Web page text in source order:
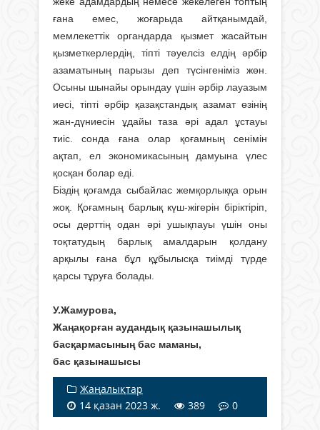
ға­на емес, жоғарыда айтқанымдай,
мемлекеттік органдарда қызмет жасайтын
қызметкерлердің, тіпті тәуелсіз елдің әрбір
азаматы­ның парызы деп түсінгеніміз жөн.
Осыны шынайы орындау үшін әрбір лауа­зым
иесі, тіпті әрбір қазақстандық азамат өзінің
жан-дүниесін ұдайы таза әрі адал ұстауы
тиіс. сонда ғана олар қоғамның сенімін
ақтап, ел экономикасының дамуына үлес
қосқан болар еді.
Біздің қоғамда сыбайлас жем­қорлыққа орын
жоқ. Қоғамның барлық күш-жігерін бі­ріктіріп,
осы дерттің одан әрі ушықпауы үшін оны
тоқтатудың барлық амалдарын қолдану
арқылы ғана бұл құбылысқа тиімді түрде
қарсы тұруға болады.
У.Жамурова,
Жаңақорған аудандық қазынашылық
басқармасының бас маманы,
бас қазынашысы
Жаңалықтар
14 қазан 2023 ж.
389 0